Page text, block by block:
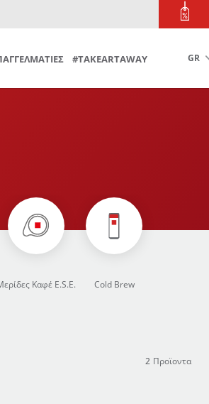
ΤΗΛΕΦΩΝΙΚΕΣ
Τηλεφωνικές Παραγγελίες
#TAKEARTAWAY GR
Καφέ E.S.E. Cold Brew
2 Προϊοντα